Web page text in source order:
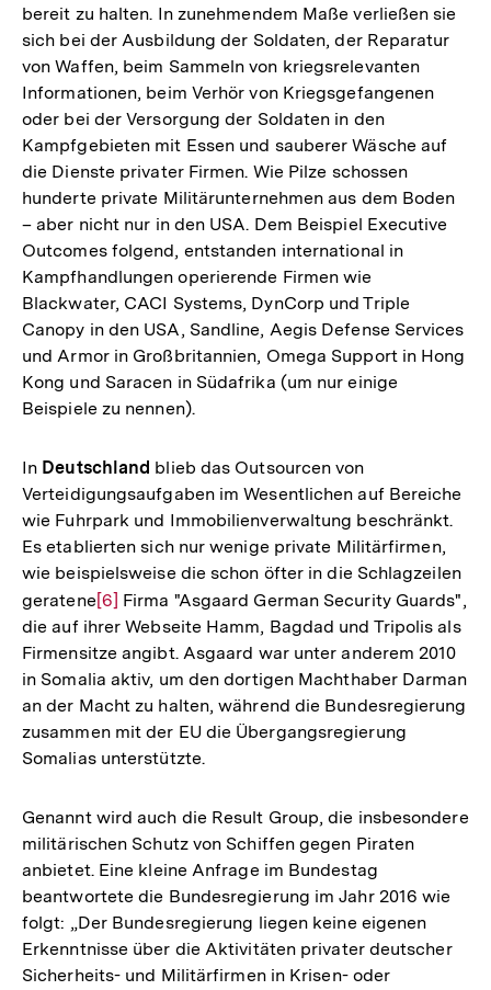
bereit zu halten. In zunehmendem Maße verließen sie
sich bei der Ausbildung der Soldaten, der Reparatur
von Waffen, beim Sammeln von kriegsrelevanten
Informationen, beim Verhör von Kriegsgefangenen
oder bei der Versorgung der Soldaten in den
Kampfgebieten mit Essen und sauberer Wäsche auf
die Dienste privater Firmen. Wie Pilze schossen
hunderte private Militärunternehmen aus dem Boden
– aber nicht nur in den USA. Dem Beispiel Executive
Outcomes folgend, entstanden international in
Kampfhandlungen operierende Firmen wie
Blackwater, CACI Systems, DynCorp und Triple
Canopy in den USA, Sandline, Aegis Defense Services
und Armor in Großbritannien, Omega Support in Hong
Kong und Saracen in Südafrika (um nur einige
Beispiele zu nennen).
In Deutschland blieb das Outsourcen von
Verteidigungsaufgaben im Wesentlichen auf Bereiche
wie Fuhrpark und Immobilienverwaltung beschränkt.
Es etablierten sich nur wenige private Militärfirmen,
wie beispielsweise die schon öfter in die Schlagzeilen
gerateneZur
Auflösung
der
Fußnote
[6] Firma "Asgaard German Security Guards",
die auf ihrer Webseite Hamm, Bagdad und Tripolis als
Firmensitze angibt. Asgaard war unter anderem 2010
in Somalia aktiv, um den dortigen Machthaber Darman
an der Macht zu halten, während die Bundesregierung
zusammen mit der EU die Übergangsregierung
Somalias unterstützte.
Genannt wird auch die Result Group, die insbesondere
militärischen Schutz von Schiffen gegen Piraten
anbietet. Eine kleine Anfrage im Bundestag
beantwortete die Bundesregierung im Jahr 2016 wie
folgt: „Der Bundesregierung liegen keine eigenen
Erkenntnisse über die Aktivitäten privater deutscher
Sicherheits- und Militärfirmen in Krisen- oder